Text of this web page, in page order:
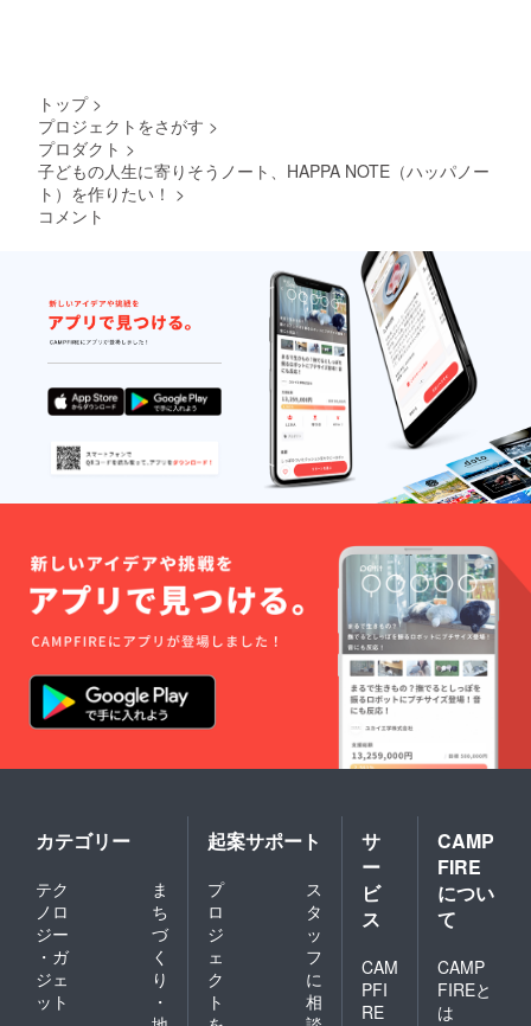
トップ >
プロジェクトをさがす >
プロダクト >
子どもの人生に寄りそうノート、HAPPA NOTE（ハッパノー
ト）を作りたい！ >
コメント
カテゴリー
テク
ノロ
ジー
・ガ
ジェ
ット
ま
ち
づ
く
り
・
起案サポート
プ
ロ
ジ
ェ
ク
ト
ス
タ
ッ
フ
に
相
サ
ー
ビ
ス
CAM
PFI
RE
CAMP
FIRE
につい
て
CAMP
FIREと
は